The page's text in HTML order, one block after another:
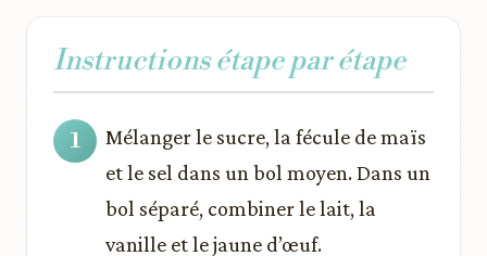
Instructions étape par étape
Mélanger le sucre, la fécule de maïs
et le sel dans un bol moyen. Dans un
bol séparé, combiner le lait, la
vanille et le jaune d’œuf.